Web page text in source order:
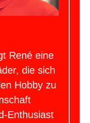
René eine
die sich
Hobby zu
Enthusiast